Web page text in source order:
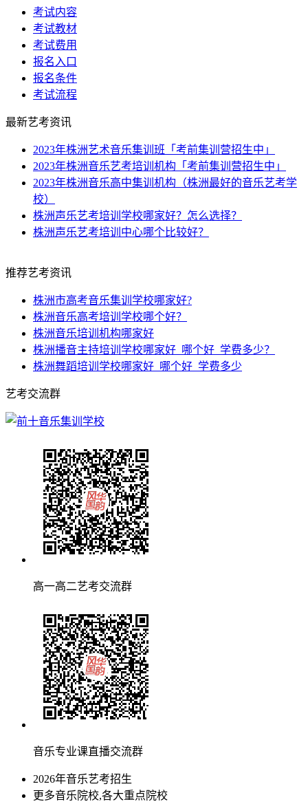
考试内容
考试教材
考试费用
报名入口
报名条件
考试流程
最新艺考资讯
2023年株洲艺术音乐集训班「考前集训营招生中」
2023年株洲音乐艺考培训机构「考前集训营招生中」
2023年株洲音乐高中集训机构（株洲最好的音乐艺考学
校）
株洲声乐艺考培训学校哪家好？怎么选择？
株洲声乐艺考培训中心哪个比较好？
推荐艺考资讯
株洲市高考音乐集训学校哪家好?
株洲音乐高考培训学校哪个好？
株洲音乐培训机构哪家好
株洲播音主持培训学校哪家好_哪个好_学费多少？
株洲舞蹈培训学校哪家好_哪个好_学费多少
艺考交流群
高一高二艺考交流群
音乐专业课直播交流群
2026年音乐艺考招生
更多音乐院校,各大重点院校